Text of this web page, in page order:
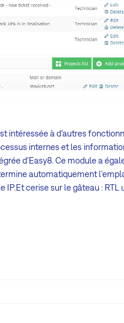
intéressée à d'autres
internes et les
d'Easy8. Ce module a
automatiquement
IP.Et cerise sur le gâteau :